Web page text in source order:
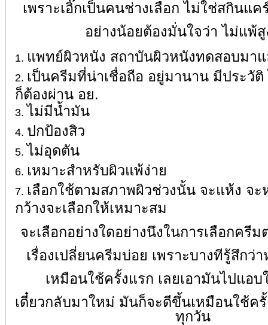
เพราะเอิ๊กเป็นคนช่างเลือก ไม่ใช่สกินแ
อย่างน้อยต้องมั่นใจว่า ไม่แพ้สู
แพทย์ผิวหนัง สถาบันผิวหนังทดสอบมา
เป็นครีมที่น่าเชื่อถือ อยู่มานาน มีประวั
ก็ต้องผ่าน อย.
ไม่มีน้ำมัน
ปกป้องสิว
ไม่อุดตัน
เหมาะสำหรับผิวแพ้ง่าย
เลือกใช้ตามสภาพผิวช่วงนั้น จะแห้ง จ
กว้างจะเลือกให้เหมาะสม
จะเลือกอย่างใดอย่างนึงในการเลือกครี
เรื่องเปลี่ยนครีมบ่อย เพราะบางทีรู้สึกว่
เหมือนใช้ครั้งแรก เลยเอามันไปแอ
เดี๋ยวกลับมาใหม่ มันก็จะดีขึ้นเหมือนใช้ค
ทุกวัน